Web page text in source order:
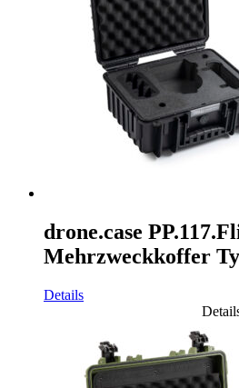
drone.case
Mehrzweckkoffer
Details